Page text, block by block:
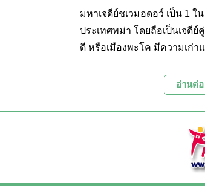
มหาเจดีย์ชเวมอดอว์ เป็น 1 ใ
ประเทศพม่า โดยถือเป็นเจดีย์
ดี หรือเมืองพะโค มีความเก่า
พระบรมสารริกธาตุในส่วนขอ
ทนต์ ตั้งอยู่ในเมืองพะโค ประเ
อ่านต่อ